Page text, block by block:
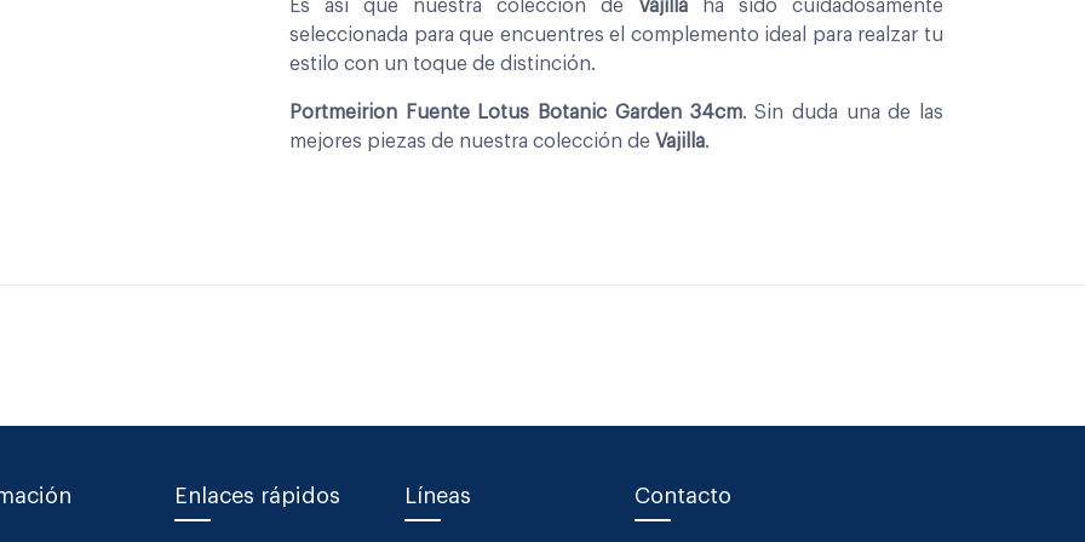
Es asi que nuestra coleccion de Vajilla ha sido cuidadosamente
seleccionada para que encuentres el complemento ideal para realzar tu
estilo con un toque de distinción.
Portmeirion Fuente Lotus Botanic Garden 34cm. Sin duda una de las
mejores piezas de nuestra colección de Vajilla.
Enlaces rápidos Líneas Contacto